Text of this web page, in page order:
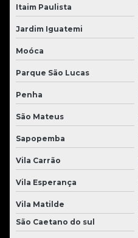
Itaim Paulista
Jardim Iguatemi
Moóca
Parque São Lucas
Penha
São Mateus
Sapopemba
Vila Carrão
Vila Esperança
Vila Matilde
São Caetano do sul